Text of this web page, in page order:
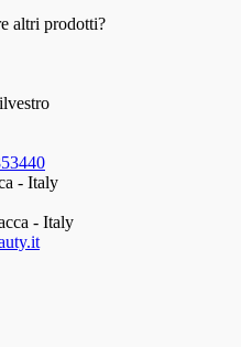
altri prodotti?
- Italy
- Italy